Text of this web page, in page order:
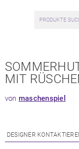
MIT
von maschenspiel
DESIGNER